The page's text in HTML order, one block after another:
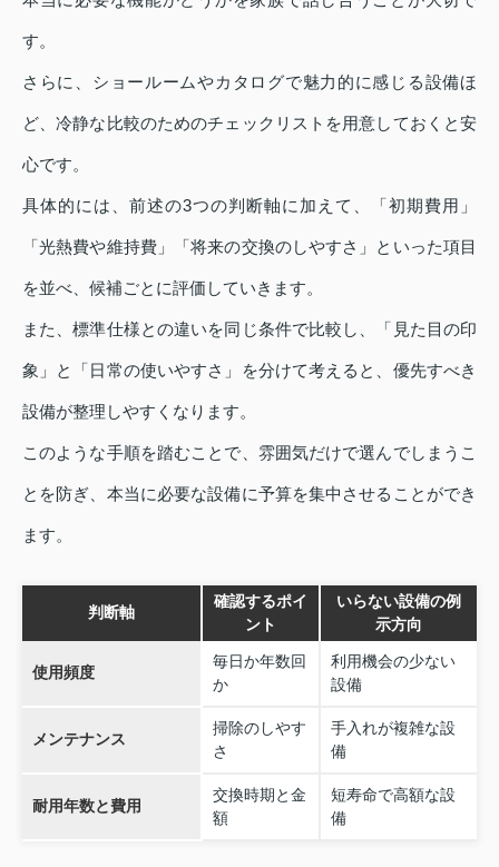
す。
さらに、ショールームやカタログで魅力的に感じる設備ほ
ど、冷静な比較のためのチェックリストを用意しておくと安
心です。
具体的には、前述の3つの判断軸に加えて、「初期費用」
「光熱費や維持費」「将来の交換のしやすさ」といった項目
を並べ、候補ごとに評価していきます。
また、標準仕様との違いを同じ条件で比較し、「見た目の印
象」と「日常の使いやすさ」を分けて考えると、優先すべき
設備が整理しやすくなります。
このような手順を踏むことで、雰囲気だけで選んでしまうこ
とを防ぎ、本当に必要な設備に予算を集中させることができ
ます。
判断軸
確認するポイ
ント
いらない設備の例
示方向
使用頻度
毎日か年数回
か
利用機会の少ない
設備
メンテナンス
掃除のしやす
さ
手入れが複雑な設
備
耐用年数と費用
交換時期と金
額
短寿命で高額な設
備